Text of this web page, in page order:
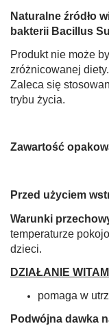
Naturalne źródło
bakterii Bacillus
Produkt nie może
zróżnicowanej diety.
Zaleca się
trybu życia.
Zawartość
Przed użyciem
Warunki
temperaturze
dzieci.
DZIAŁANIE
pomaga w
Podwójna dawka